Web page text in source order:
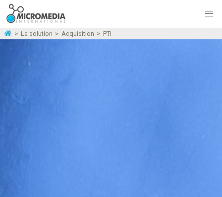
> La solution > Acquisition > PTI